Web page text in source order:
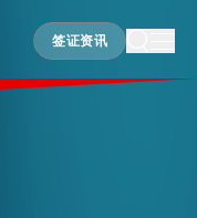
签证资讯
签证资讯